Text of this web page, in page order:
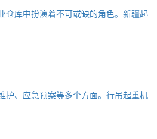
仓库中扮演着不可或缺的角色。新疆起
护、应急预案等多个方面。行吊起重机